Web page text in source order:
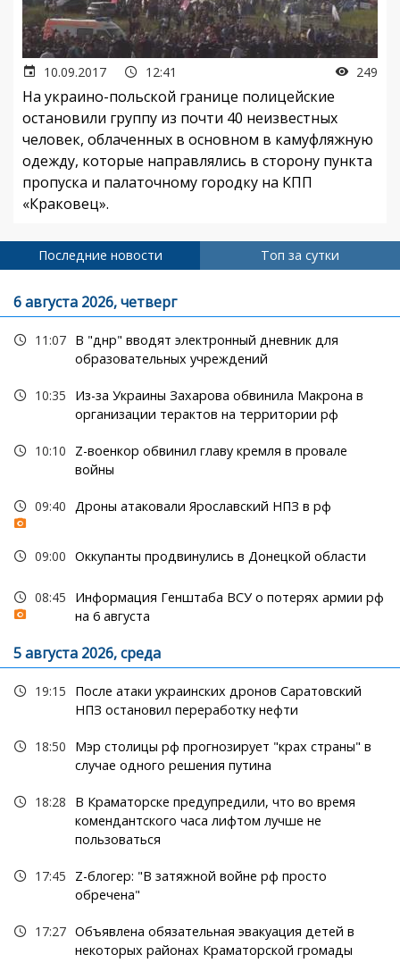
10.09.2017 12:41 249
На украино-польской границе полицейские
остановили группу из почти 40 неизвестных
человек, облаченных в основном в камуфляжную
одежду, которые направлялись в сторону пункта
пропуска и палаточному городку на КПП
«Краковец».
Последние новости Топ за сутки
6 августа 2026, четверг
11:07 В "днр" вводят электронный дневник для
образовательных учреждений
10:35
Из-за Украины Захарова обвинила Макрона в
организации терактов на территории рф
10:10
Z-военкор обвинил главу кремля в провале
войны
09:40 Дроны атаковали Ярославский НПЗ в рф
09:00 Оккупанты продвинулись в Донецкой области
08:45
Информация Генштаба ВСУ о потерях армии рф
на 6 августа
5 августа 2026, среда
19:15
После атаки украинских дронов Саратовский
НПЗ остановил переработку нефти
18:50
Мэр столицы рф прогнозирует "крах страны" в
случае одного решения путина
18:28
В Краматорске предупредили, что во время
комендантского часа лифтом лучше не
пользоваться
17:45
Z-блогер: "В затяжной войне рф просто
обречена"
17:27 Объявлена обязательная эвакуация детей в
некоторых районах Краматорской громады